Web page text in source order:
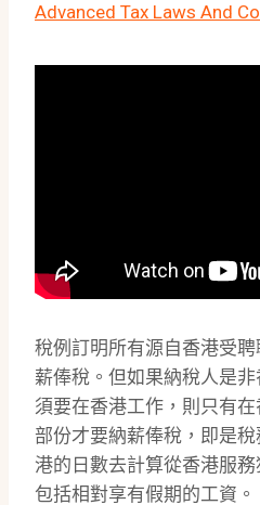
Advanced Tax Laws And
稅例訂明所有源自香港受
薪俸稅。但如果納稅人是
須要在香港工作，則只有
部份才要納薪俸稅，即是
港的日數去計算從香港服
包括相對享有假期的工資。